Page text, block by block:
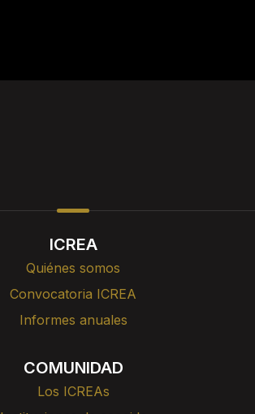
ICREA
Quiénes somos
Convocatoria ICREA
Informes anuales
COMUNIDAD
Los ICREAs